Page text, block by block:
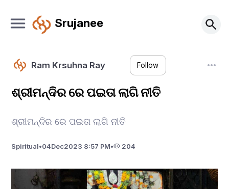
Srujanee
Ram Krsuhna Ray Follow
ଶ୍ରୀମନ୍ଦିର ରେ ପଇତା ଲାଗି ନୀତି
ଶ୍ରୀମନ୍ଦିର ରେ ପଇତା ଲାଗି ନୀତି
Spiritual•04Dec2023 8:57 PM• 204